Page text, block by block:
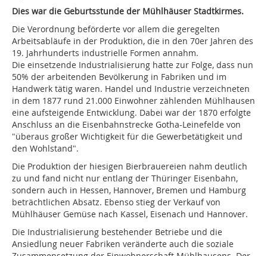
Dies war die Geburtsstunde der Mühlhäuser Stadtkirmes.
Die Verordnung beförderte vor allem die geregelten
Arbeitsabläufe in der Produktion, die in den 70er Jahren des
19. Jahrhunderts industrielle Formen annahm.
Die einsetzende Industrialisierung hatte zur Folge, dass nun
50% der arbeitenden Bevölkerung in Fabriken und im
Handwerk tätig waren. Handel und Industrie verzeichneten
in dem 1877 rund 21.000 Einwohner zählenden Mühlhausen
eine aufsteigende Entwicklung. Dabei war der 1870 erfolgte
Anschluss an die Eisenbahnstrecke Gotha-Leinefelde von
"überaus großer Wichtigkeit für die Gewerbetätigkeit und
den Wohlstand".
Die Produktion der hiesigen Bierbrauereien nahm deutlich
zu und fand nicht nur entlang der Thüringer Eisenbahn,
sondern auch in Hessen, Hannover, Bremen und Hamburg
beträchtlichen Absatz. Ebenso stieg der Verkauf von
Mühlhäuser Gemüse nach Kassel, Eisenach und Hannover.
Die Industrialisierung bestehender Betriebe und die
Ansiedlung neuer Fabriken veränderte auch die soziale